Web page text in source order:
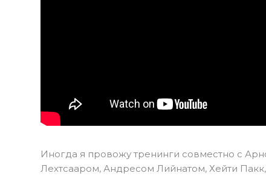
Иногда я провожу тренинги совместно с
Лехтсааром, Андресом Лийнатом, Хейти